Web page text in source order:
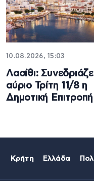
10.08.2026, 15:03
Λασίθι:
αύριο Τρίτη 11/8 η
Δημοτική Επιτροπή
Κρήτη Ελλάδα